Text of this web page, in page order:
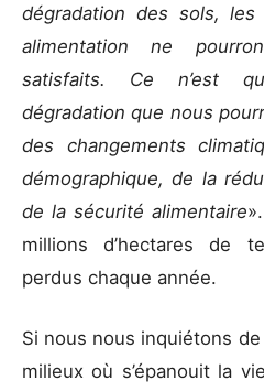
dégradation des sols,
alimentation ne
satisfaits. Ce n’est
dégradation que nous
des changements
démographique, de la
de la sécurité alimentaire
millions d’hectares de
perdus chaque année.
Si nous nous inquiétons
milieux où s’épanouit la